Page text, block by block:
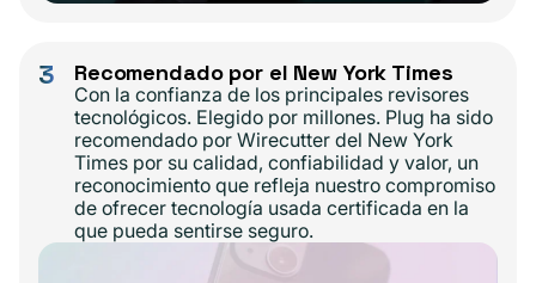
3 Recomendado por el New York Times
Con la confianza de los principales revisores
tecnológicos. Elegido por millones. Plug ha sido
recomendado por Wirecutter del New York
Times por su calidad, confiabilidad y valor, un
reconocimiento que refleja nuestro compromiso
de ofrecer tecnología usada certificada en la
que pueda sentirse seguro.